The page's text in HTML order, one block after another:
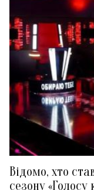
Відомо, хто
сезону «Голосу